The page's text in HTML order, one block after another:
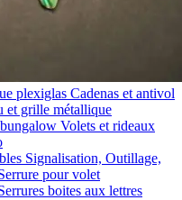
plexiglas Cadenas et antivol
et grille métallique
Volets et rideaux
Signalisation, Outillage,
pour volet
boites aux lettres